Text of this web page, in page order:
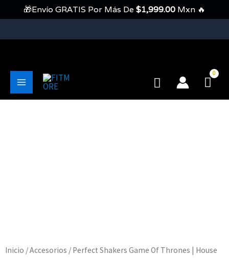
Contenido
Main
Buscar
Inicio /Accesorios / Perfect Shakers Game Of Thrones | House
🎁Envío GRATIS Por Más De $1,999.00 Mxn 🔥